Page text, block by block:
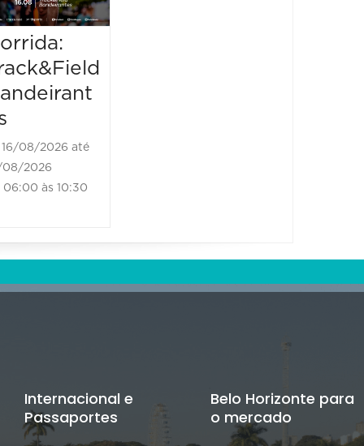
16/08/2026 até
08/2026
às 10:30
Internacional e
Passaportes
Belo Horizonte para
o mercado